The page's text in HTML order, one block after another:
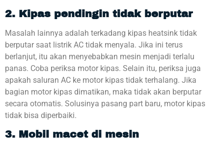
2. Kipas pendingin tidak berputar
Masalah lainnya adalah terkadang kipas heatsink tidak
berputar saat listrik AC tidak menyala. Jika ini terus
berlanjut, itu akan menyebabkan mesin menjadi terlalu
panas. Coba periksa motor kipas. Selain itu, periksa juga
apakah saluran AC ke motor kipas tidak terhalang. Jika
bagian motor kipas dimatikan, maka tidak akan berputar
secara otomatis. Solusinya pasang part baru, motor kipas
tidak bisa diperbaiki.
3. Mobil macet di mesin